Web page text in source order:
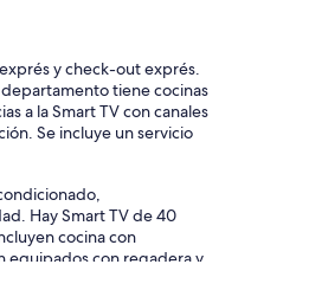
y check-out exprés.
tiene cocinas
a la Smart TV con canales
Se incluye un servicio
Hay Smart TV de 40
cocina con
equipados con regadera y